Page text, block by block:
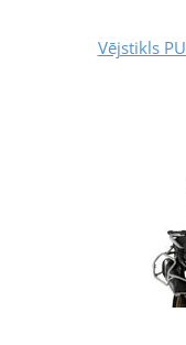
Vējstikls